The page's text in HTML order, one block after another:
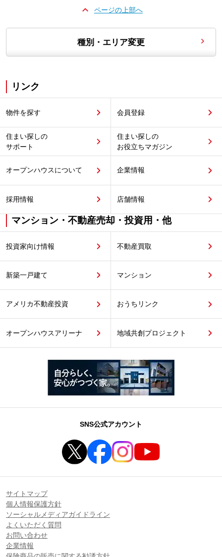
ページの上部へ
種別・エリア変更
リンク
物件を探す 会員登録
住まい探しの
サポート
住まい探しの
お役立ちマガジン
オープンハウスについて 企業情報
採用情報 店舗情報
マンション・不動産売却・投資用・他
投資家向け情報 不動産買取
新築一戸建て マンション
アメリカ不動産投資 おうちリンク
オープンハウスアリーナ 地域共創プロジェクト
SNS公式アカウント
サイトマップ
個人情報保護方針
ソーシャルメディアガイドライン
よくいただく質問
お問い合わせ
企業情報